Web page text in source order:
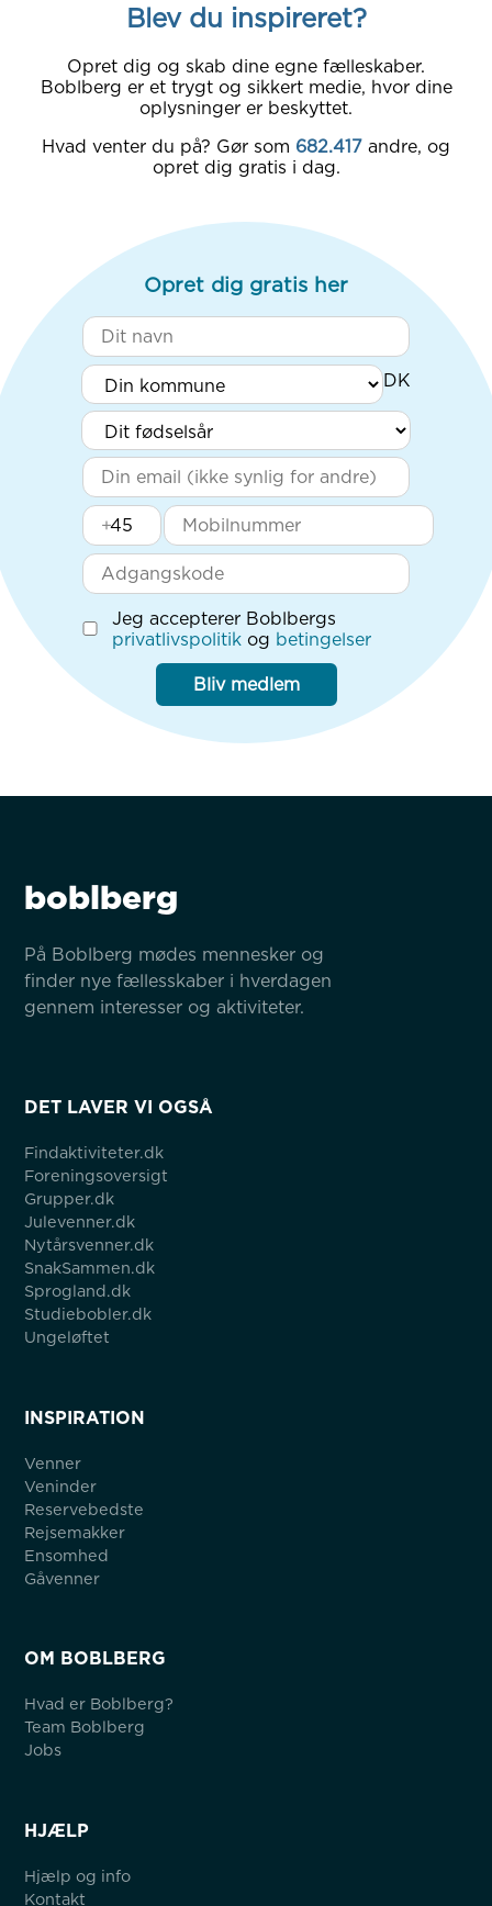
Blev du inspireret?
Opret dig og skab dine egne fælleskaber.
Boblberg er et trygt og sikkert medie, hvor dine
oplysninger er beskyttet.
Hvad venter du på? Gør som 682.417 andre, og
opret dig gratis i dag.
Opret dig gratis her
+
Jeg accepterer Boblbergs
privatlivspolitik og betingelser
Bliv medlem
boblberg
På Boblberg mødes mennesker og
finder nye fællesskaber i hverdagen
gennem interesser og aktiviteter.
DET LAVER VI OGSÅ
Findaktiviteter.dk
Foreningsoversigt
Grupper.dk
Julevenner.dk
Nytårsvenner.dk
SnakSammen.dk
Sprogland.dk
Studiebobler.dk
Ungeløftet
INSPIRATION
Venner
Veninder
Reservebedste
Rejsemakker
Ensomhed
Gåvenner
OM BOBLBERG
Hvad er Boblberg?
Team Boblberg
Jobs
HJÆLP
Hjælp og info
Kontakt